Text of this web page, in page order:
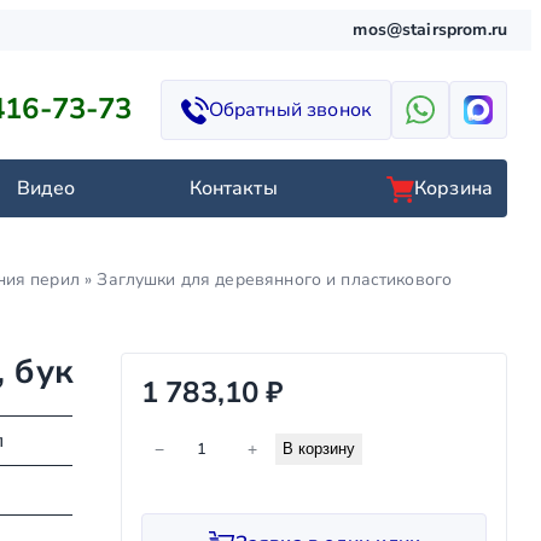
mos@stairsprom.ru
73-73 Обратный звонок
Видео Контакты Корзина
перил »Заглушки для деревянного и пластикового
бук 1 783,10₽
− + В корзину